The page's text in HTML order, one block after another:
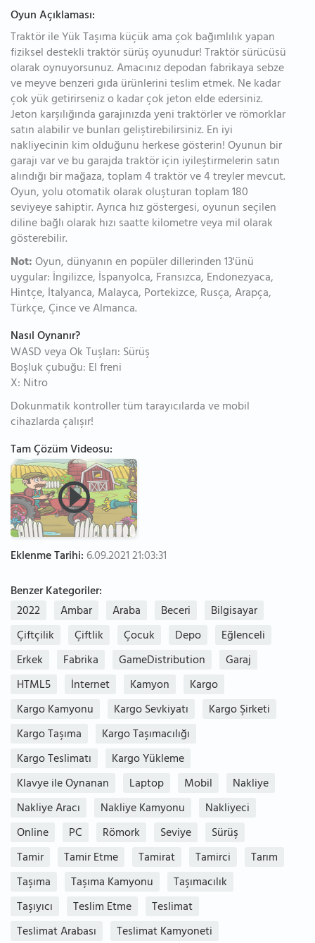
Oyun Açıklaması:
Traktör ile Yük Taşıma küçük ama çok bağımlılık yapan
fiziksel destekli traktör sürüş oyunudur! Traktör sürücüsü
olarak oynuyorsunuz. Amacınız depodan fabrikaya sebze
ve meyve benzeri gıda ürünlerini teslim etmek. Ne kadar
çok yük getirirseniz o kadar çok jeton elde edersiniz.
Jeton karşılığında garajınızda yeni traktörler ve römorklar
satın alabilir ve bunları geliştirebilirsiniz. En iyi
nakliyecinin kim olduğunu herkese gösterin! Oyunun bir
garajı var ve bu garajda traktör için iyileştirmelerin satın
alındığı bir mağaza, toplam 4 traktör ve 4 treyler mevcut.
Oyun, yolu otomatik olarak oluşturan toplam 180
seviyeye sahiptir. Ayrıca hız göstergesi, oyunun seçilen
diline bağlı olarak hızı saatte kilometre veya mil olarak
gösterebilir.
Not:Oyun, dünyanın en popüler dillerinden 13'ünü
uygular: İngilizce, İspanyolca, Fransızca, Endonezyaca,
Hintçe, İtalyanca, Malayca, Portekizce, Rusça, Arapça,
Türkçe, Çince ve Almanca.
Nasıl Oynanır?
WASD veya Ok Tuşları: Sürüş
Boşluk çubuğu: El freni
X: Nitro
Dokunmatik kontroller tüm tarayıcılarda ve mobil
cihazlarda çalışır!
Tam Çözüm Videosu:
Eklenme Tarihi: 6.09.2021 21:03:31
Benzer Kategoriler:
2022
Ambar Araba Beceri
Bilgisayar
Çiftçilik
Çiftlik Çocuk Depo
Eğlenceli
Erkek
Fabrika GameDistribution
Garaj
HTML5
İnternet Kamyon
Kargo
Kargo Kamyonu
Kargo Sevkiyatı
Kargo Şirketi
Kargo Taşıma
Kargo Taşımacılığı
Kargo Teslimatı
Kargo Yükleme
Klavye ile Oynanan
Laptop Mobil
Nakliye
Nakliye Aracı
Nakliye Kamyonu
Nakliyeci
Online
PC Römork Seviye
Sürüş
Tamir
Tamir Etme Tamirat Tamirci
Tarım
Taşıma
Taşıma Kamyonu
Taşımacılık
Taşıyıcı
Teslim Etme
Teslimat
Teslimat Arabası
Teslimat Kamyoneti